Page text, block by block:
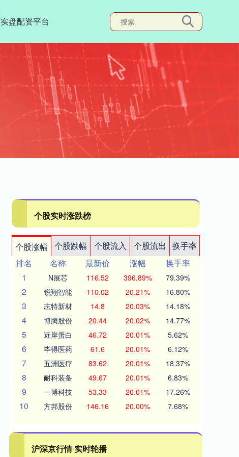
实盘配资平台
个股实时涨跌榜
个股涨幅 个股跌幅 个股流入 个股流出
换手率
排名
名称 最新价 涨幅
换手率
1
N展芯 116.52 396.89% 79.39%
2 锐翔智能 110.02 20.21% 16.80%
3 志特新材 14.8 20.03% 14.18%
4 博腾股份 20.44 20.02% 14.77%
5 近岸蛋白 46.72 20.01% 5.62%
6 毕得医药 61.6 20.01% 6.12%
7 五洲医疗 83.62 20.01% 18.37%
8 耐科装备 49.67 20.01% 6.83%
9 一博科技 53.33 20.01% 17.26%
10 方邦股份 146.16 20.00% 7.68%
沪深京行情 实时轮播